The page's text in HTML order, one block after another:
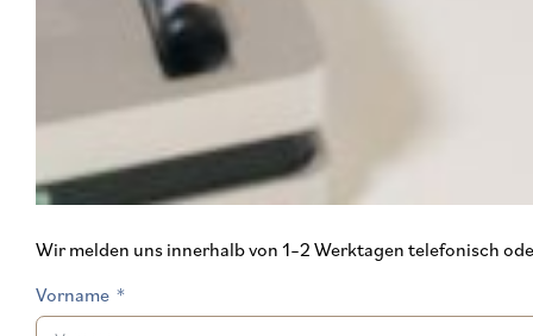
Wir melden uns innerhalb von 1–2 Werktagen telefonisch
Vorname